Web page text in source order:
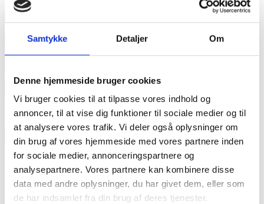
Samtykke Detaljer Om
Denne hjemmeside bruger cookies
Vi bruger cookies til at tilpasse vores indhold og
annoncer, til at vise dig funktioner til sociale medier og til
at analysere vores trafik. Vi deler også oplysninger om
din brug af vores hjemmeside med vores partnere inden
for sociale medier, annonceringspartnere og
analysepartnere. Vores partnere kan kombinere disse
data med andre oplysninger, du har givet dem, eller som
de har indsamlet fra din brug af deres tjenester.
annonce
RAINBOW BUSINESS DENMARK